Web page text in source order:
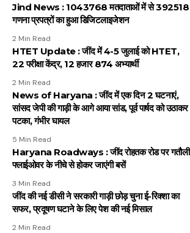
Jind News : 1043768 मतदाताओं में से 392518
गणना प्रपत्रों का हुआ डिजिटलाइजेशन
2 Min Read
HTET Update : जींद में 4-5 जुलाई को HTET,
22 परीक्षा केंद्र, 12 हजार 874 अभ्यार्थी
2 Min Read
News of Haryana : जींद में एक दिन 2 घटनाएं,
सांसद जेपी की गाड़ी के आगे आया सांड, पूर्व पार्षद को उठाकर
पटका, गंभीर घायल
5 Min Read
Haryana Roadways : जींद रोहतक रोड पर गतौली
फ्लाईओवर के नीचे से होकर जाएंगी बसें
3 Min Read
जींद की नई डीसी ने सरकारी गाड़ी छोड़ चुना ई-रिक्शा का
सफर, प्रदूषण घटाने के लिए पेश की नई मिसाल
2 Min Read